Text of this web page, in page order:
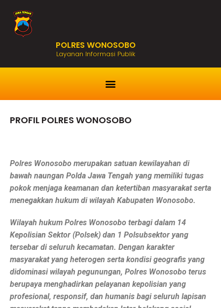
POLRES WONOSOBO
Layanan Informasi Publik
PROFIL POLRES WONOSOBO
Polres Wonosobo merupakan satuan kewilayahan di
bawah naungan Polda Jawa Tengah yang memiliki tugas
pokok menjaga keamanan dan ketertiban masyarakat serta
menegakkan hukum di wilayah Kabupaten Wonosobo.
Wilayah hukum Polres Wonosobo terbagi dalam 14
Kepolisian Sektor (Polsek) dan 1 Polsubsektor yang
tersebar di seluruh kecamatan. Dengan karakter
masyarakat yang heterogen serta kondisi geografis yang
didominasi wilayah pegunungan, Polres Wonosobo terus
berupaya menghadirkan pelayanan kepolisian yang
profesional, responsif, dan humanis bagi seluruh lapisan